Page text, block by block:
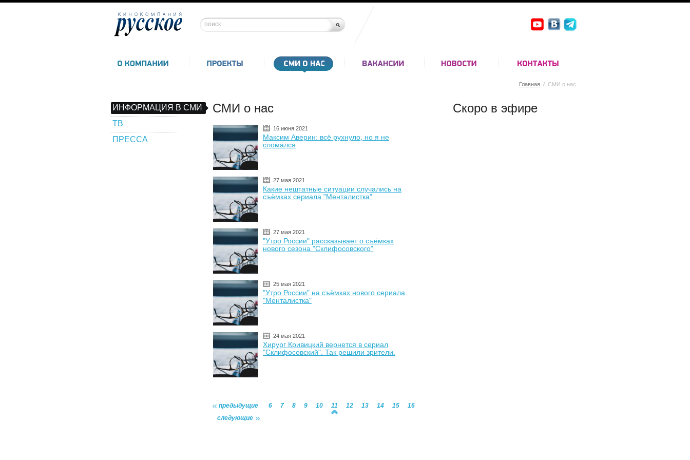
Главная / СМИ о нас
ИНФОРМАЦИЯ В СМИ
ТВ
ПРЕССА
СМИ о нас
16 июня 2021
Максим Аверин: всё рухнуло, но я не
сломался
27 мая 2021
Какие нештатные ситуации случались на
съёмках сериала "Менталистка"
27 мая 2021
"Утро России" рассказывает о съёмках
нового сезона "Склифосовского"
25 мая 2021
"Утро России" на съёмках нового сериала
"Менталистка"
24 мая 2021
Хирург Кривицкий вернется в сериал
"Склифосовский". Так решили зрители.
предыдущие 6 7 8 9 10 11 12 13 14 15
16
следующие
Скоро в эфире